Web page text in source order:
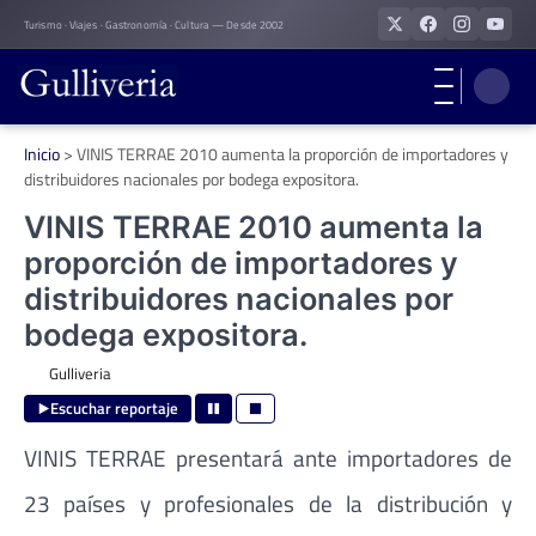
Skip
to
content
Turismo · Viajes · Gastronomía · Cultura — Desde 2002
Inicio>VINIS TERRAE 2010 aumenta la proporción de importadores y
distribuidores nacionales por bodega expositora.
VINIS TERRAE 2010 aumenta la
proporción de importadores y
distribuidores nacionales por
bodega expositora.
Gulliveria
Escuchar reportaje
VINIS TERRAE presentará ante importadores de
23 países y profesionales de la distribución y